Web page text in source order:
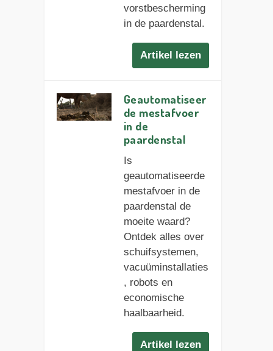
vorstbescherming
in de paardenstal.
Artikel lezen
Geautomatiseer
de mestafvoer
in de
paardenstal
Is
geautomatiseerde
mestafvoer in de
paardenstal de
moeite waard?
Ontdek alles over
schuifsystemen,
vacuüminstallaties
, robots en
economische
haalbaarheid.
Artikel lezen